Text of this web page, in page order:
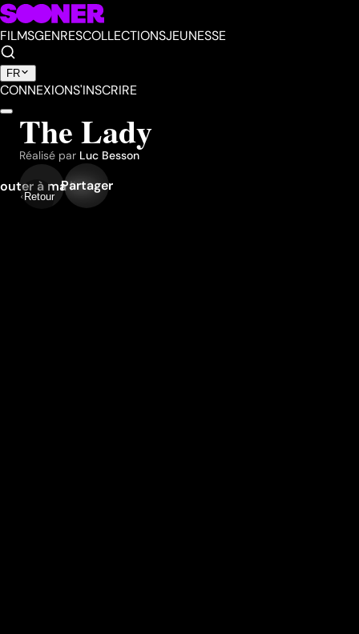
FILMSGENRESCOLLECTIONSJEUNESSE
FR
CONNEXIONS'INSCRIRE
Retour
The Lady
Réalisé par Luc Besson
à ma liste
Partager